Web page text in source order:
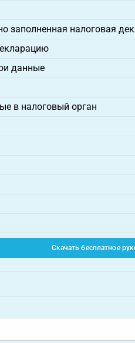
заполненная налоговая
данные
в налоговый орган
Скачать бесплатное